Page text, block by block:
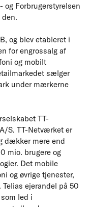
og Forbrugerstyrelsen
og blev etableret i
for engrossalg af
og mobilt
sælger
under mærkerne
TT-
S. TT-Netværket er
dækker mere end
mio. brugere og
Det mobile
og øvrige tjenester,
ejerandel på 50
led i